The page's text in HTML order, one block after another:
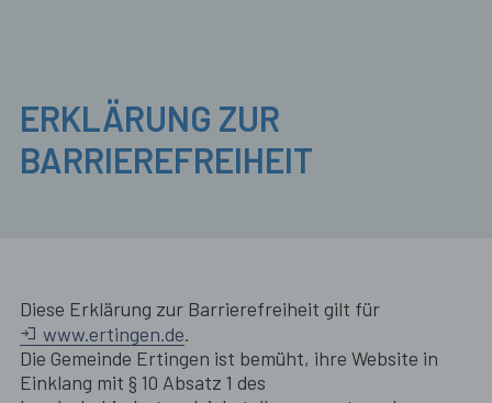
ERKLÄRUNG ZUR
BARRIEREFREIHEIT
Diese Erklärung zur Barrierefreiheit gilt für
www.ertingen.de.
Die Gemeinde Ertingen ist bemüht, ihre Website in
Einklang mit § 10 Absatz 1 des